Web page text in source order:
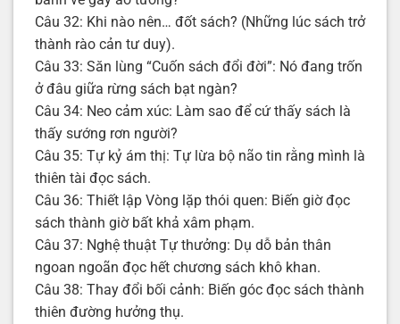
Câu 32: Khi nào nên… đốt sách? (Những lúc sách trở
thành rào cản tư duy).
Câu 33: Săn lùng “Cuốn sách đổi đời”: Nó đang trốn
ở đâu giữa rừng sách bạt ngàn?
Câu 34: Neo cảm xúc: Làm sao để cứ thấy sách là
thấy sướng rơn người?
Câu 35: Tự kỷ ám thị: Tự lừa bộ não tin rằng mình là
thiên tài đọc sách.
Câu 36: Thiết lập Vòng lặp thói quen: Biến giờ đọc
sách thành giờ bất khả xâm phạm.
Câu 37: Nghệ thuật Tự thưởng: Dụ dỗ bản thân
ngoan ngoãn đọc hết chương sách khô khan.
Câu 38: Thay đổi bối cảnh: Biến góc đọc sách thành
thiên đường hưởng thụ.